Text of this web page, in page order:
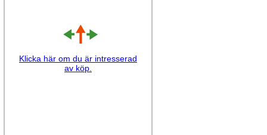
Klicka här om du är intresserad
av köp.